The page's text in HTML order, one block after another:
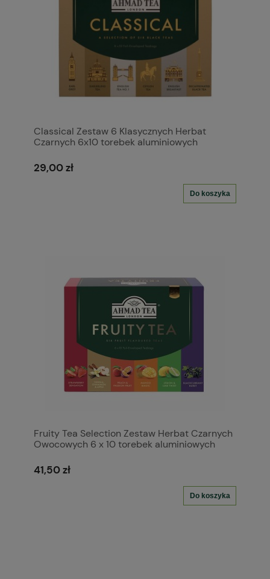
Classical Zestaw 6 Klasycznych Herbat
Czarnych 6x10 torebek aluminiowych
29,00 zł
Do koszyka
Fruity Tea Selection Zestaw Herbat Czarnych
Owocowych 6 x 10 torebek aluminiowych
41,50 zł
Do koszyka